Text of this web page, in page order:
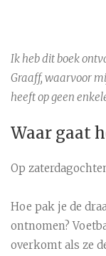
Ik heb dit boek
Graaff, waarvoor
heeft op geen
Waar gaat
Op
Hoe pak je de
ontnomen?
overkomt als ze